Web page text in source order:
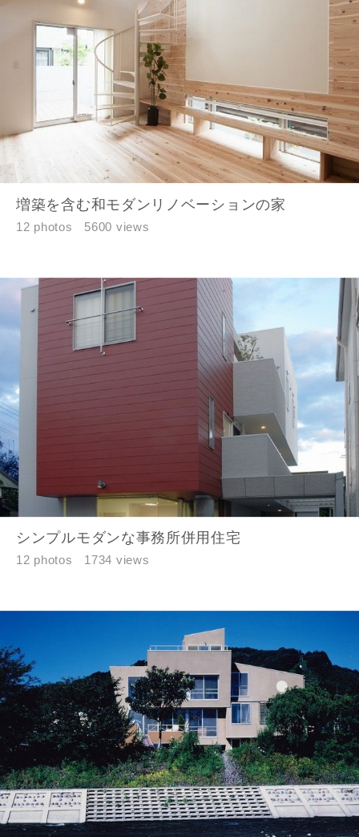
増築を含む和モダンリノベーションの家
12 photos 5600 views
シンプルモダンな事務所併用住宅
12 photos 1734 views
建築予定地
万円〜 万円
同居する家族構成
資料請求にあたっての注意事項
当社は，当社の プライバシーポリシー
に則って，いただい
た情報を利用します。
当社はお客様からいただいた個人情報を，お客様が指定され
た専門家へ提供すること、または当社サービスのご案内のた
律上の請求原因の如何を問わず賠償の責任を負わないものと
当社は、お客様が本サービスを利用することにより第三者と
の間で生じた紛争等について一切責任を負わないものとしま
す。
入力内容を送信する
キャンセル
専門家の都合により、資料の送付が遅くなったり、送付
できない場合があります。あらかじめご了承ください。
閉じる
閉じる
閉じる